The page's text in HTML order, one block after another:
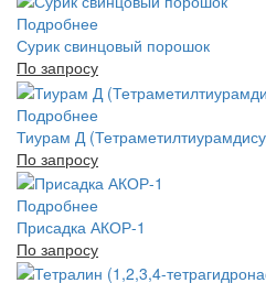
Подробнее
Сурик свинцовый порошок
По запросу
Подробнее
Тиурам Д
По запросу
Подробнее
Присадка АКОР-1
По запросу